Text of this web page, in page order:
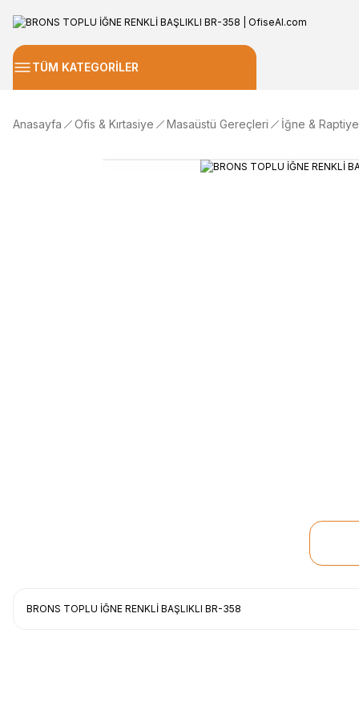
TÜM KATEGORİLER
Anasayfa Ofis & Kırtasiye Masaüstü Gereçleri İğne &
BRONS TOPLU İĞNE RENKLİ BAŞLIKLI BR-358